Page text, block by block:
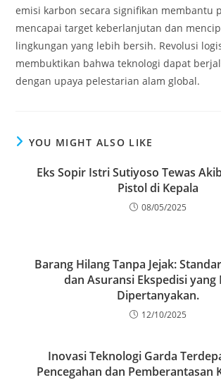
emisi karbon secara signifikan membantu
mencapai target keberlanjutan dan
lingkungan yang lebih bersih. Revolusi
membuktikan bahwa teknologi dapat
dengan upaya pelestarian alam global.
YOU MIGHT ALSO LIKE
Eks Sopir Istri Sutiyoso Tewas
Pistol di Kepala
08/05/2025
Barang Hilang Tanpa Jejak:
dan Asuransi Ekspedisi yang
Dipertanyakan.
12/10/2025
Inovasi Teknologi Garda
Pencegahan dan Pemberantasan